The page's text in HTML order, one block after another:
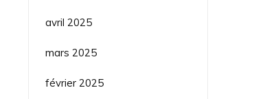
avril 2025
mars 2025
février 2025